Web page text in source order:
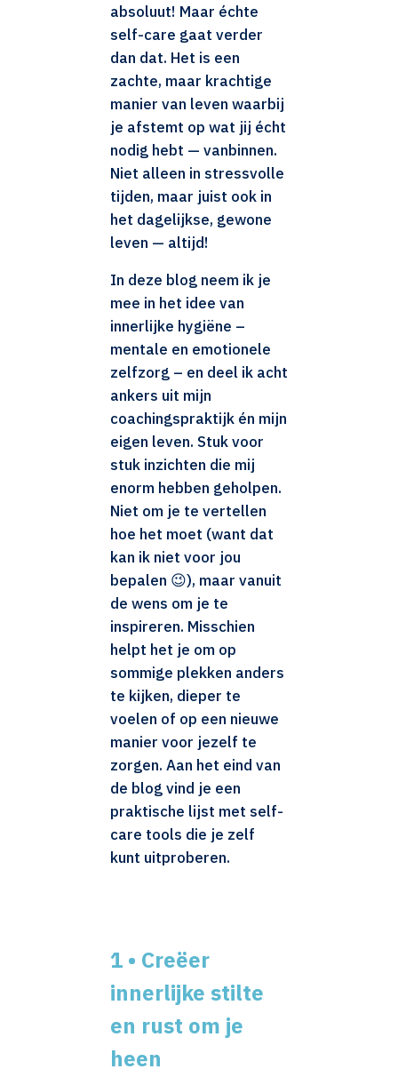
absoluut! Maar échte
self-care gaat verder
dan dat. Het is een
zachte, maar krachtige
manier van leven waarbij
je afstemt op wat jij écht
nodig hebt — vanbinnen.
Niet alleen in stressvolle
tijden, maar juist ook in
het dagelijkse, gewone
leven — altijd!
In deze blog neem ik je
mee in het idee van
innerlijke hygiëne –
mentale en emotionele
zelfzorg – en deel ik acht
ankers uit mijn
coachingspraktijk én mijn
eigen leven. Stuk voor
stuk inzichten die mij
enorm hebben geholpen.
Niet om je te vertellen
hoe het moet (want dat
kan ik niet voor jou
bepalen 😉), maar vanuit
de wens om je te
inspireren. Misschien
helpt het je om op
sommige plekken anders
te kijken, dieper te
voelen of op een nieuwe
manier voor jezelf te
zorgen. Aan het eind van
de blog vind je een
praktische lijst met self-
care tools die je zelf
kunt uitproberen.
1 • Creëer
innerlijke stilte
en rust om je
heen